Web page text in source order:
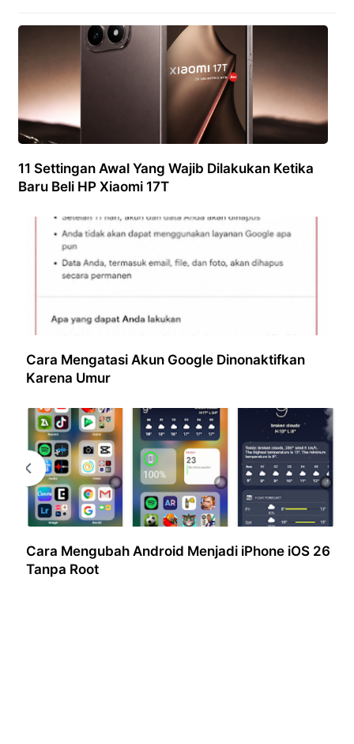
11 Settingan Awal Yang Wajib Dilakukan Ketika
Baru Beli HP Xiaomi 17T
Cara Mengatasi Akun Google Dinonaktifkan
Karena Umur
Cara Mengubah Android Menjadi iPhone iOS 26
Tanpa Root